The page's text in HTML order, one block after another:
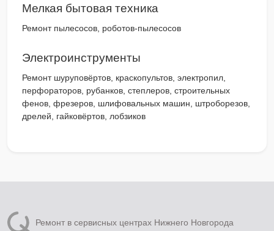
Мелкая бытовая техника
Ремонт пылесосов, роботов-пылесосов
Электроинструменты
Ремонт шуруповёртов, краскопультов, электропил,
перфораторов, рубанков, степлеров, строительных
фенов, фрезеров, шлифовальных машин, штроборезов,
дрелей, гайковёртов, лобзиков
Ремонт в сервисных центрах Нижнего Новгорода